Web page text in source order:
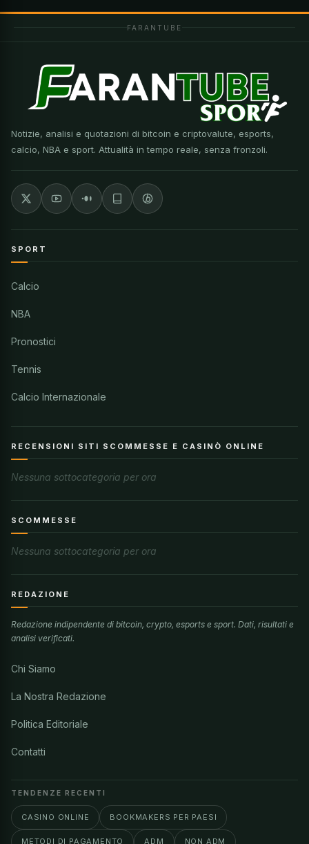
FARANTUBE
Notizie, analisi e quotazioni di bitcoin e criptovalute, esports,
calcio, NBA e sport. Attualità in tempo reale, senza fronzoli.
SPORT
Calcio
NBA
Pronostici
Tennis
Calcio Internazionale
RECENSIONI SITI SCOMMESSE E CASINÒ ONLINE
Nessuna sottocategoria per ora
SCOMMESSE
Nessuna sottocategoria per ora
REDAZIONE
Redazione indipendente di bitcoin, crypto, esports e sport. Dati, risultati e
analisi verificati.
Chi Siamo
La Nostra Redazione
Politica Editoriale
Contatti
TENDENZE RECENTI
CASINO ONLINE BOOKMAKERS PER PAESI
METODI DI PAGAMENTO ADM NON ADM